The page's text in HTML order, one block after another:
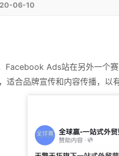
06-10
Ads站在另外一个
合品牌宣传和内容传播，以